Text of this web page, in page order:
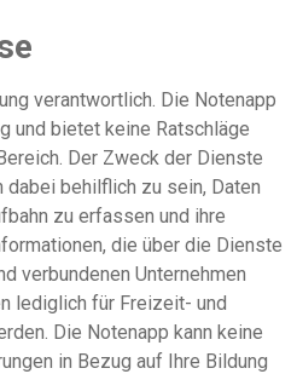
verantwortlich. Die Notenapp
und bietet keine Ratschläge
Der Zweck der Dienste
behilflich zu sein, Daten
zu erfassen und ihre
die über die Dienste
verbundenen Unternehmen
lediglich für Freizeit- und
Die Notenapp kann keine
in Bezug auf Ihre Bildung